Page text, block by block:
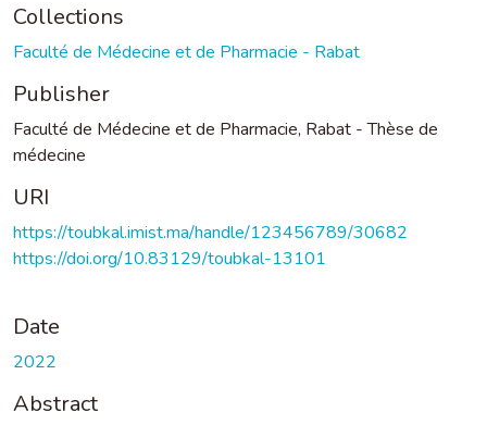
Collections
Faculté de Médecine et de Pharmacie - Rabat
Publisher
Faculté de Médecine et de Pharmacie, Rabat - Thèse de
médecine
URI
https://toubkal.imist.ma/handle/123456789/30682
https://doi.org/10.83129/toubkal-13101
Date
2022
Abstract